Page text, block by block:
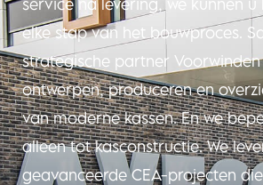
service na levering, we kunnen
elke stap van het bouwproces.
strategische partner
ontwerpen, produceren en
van moderne kassen. En we
alleen tot kasconstructie. We
geavanceerde CEA-projecten